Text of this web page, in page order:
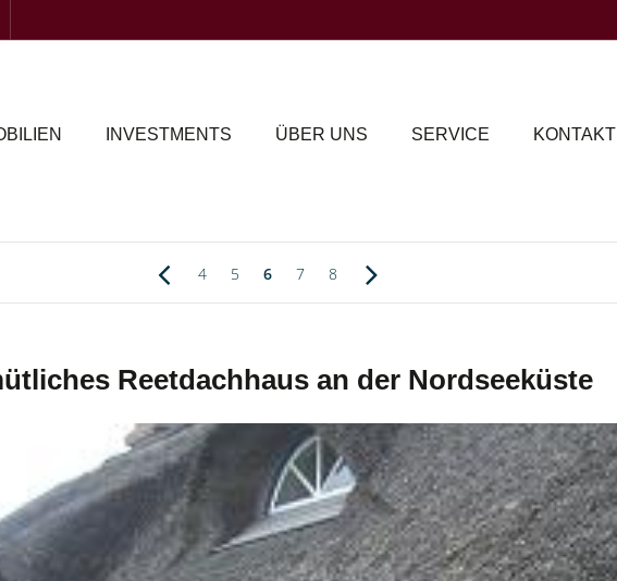
INVESTMENTS ÜBER UNS SERVICE KONTAKT
4 5 6 7 8
Reetdachhaus an der Nordseeküste